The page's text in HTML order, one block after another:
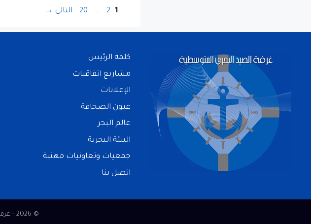
1
2
…
20 التالي →
كلمة الرئيس
مشاريع اتفاقيات
الإعلانات
عيون الصحافة
عالم البحر
البيئة البحرية
جمعيات وتعاونيات مهنية
اتصل بنا
© 2026 - غرفة الصيد البحري المتوسطية